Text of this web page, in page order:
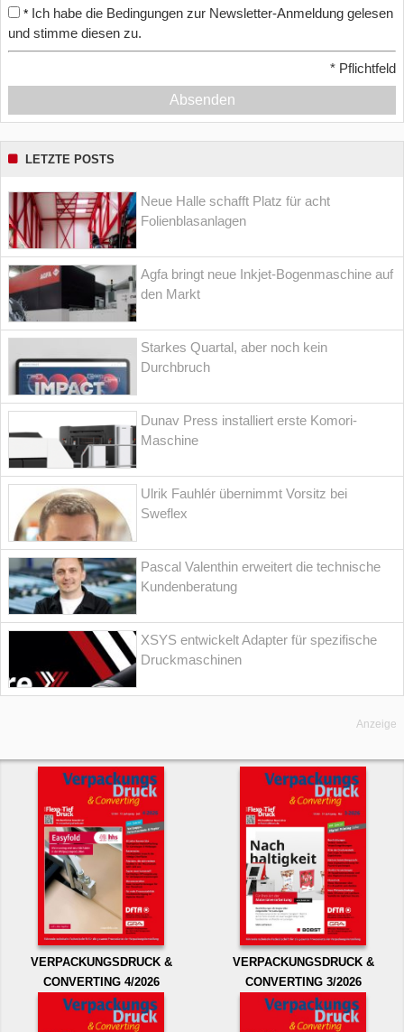
* Ich habe die Bedingungen zur Newsletter-Anmeldung gelesen
und stimme diesen zu.
* Pflichtfeld
Absenden
LETZTE POSTS
Neue Halle schafft Platz für acht
Folienblasanlagen
Agfa bringt neue Inkjet-Bogenmaschine auf
den Markt
Starkes Quartal, aber noch kein
Durchbruch
Dunav Press installiert erste Komori-
Maschine
Ulrik Fauhlér übernimmt Vorsitz bei
Sweflex
Pascal Valenthin erweitert die technische
Kundenberatung
XSYS entwickelt Adapter für spezifische
Druckmaschinen
Anzeige
VERPACKUNGSDRUCK &
CONVERTING 4/2026
VERPACKUNGSDRUCK &
CONVERTING 3/2026